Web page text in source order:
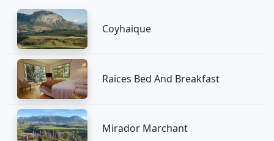
Coyhaique
Raices Bed And Breakfast
Mirador Marchant